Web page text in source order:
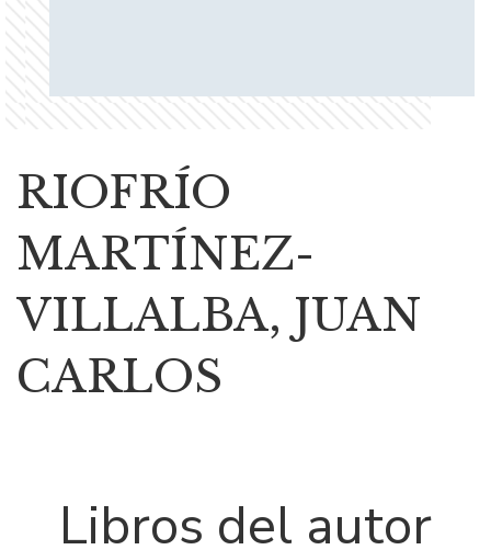
RIOFRÍO
MARTÍNEZ-
VILLALBA, JUAN
CARLOS
Libros del autor